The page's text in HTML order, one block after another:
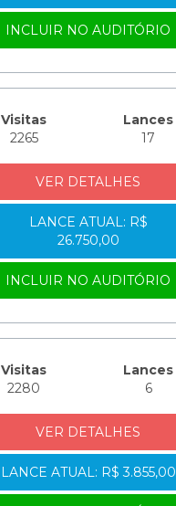
INCLUIR NO AUDITÓRIO
Visitas
2265
Lances
17
VER DETALHES
LANCE ATUAL: R$
26.750,00
INCLUIR NO AUDITÓRIO
Visitas
2280
Lances
6
VER DETALHES
LANCE ATUAL: R$ 3.855,00